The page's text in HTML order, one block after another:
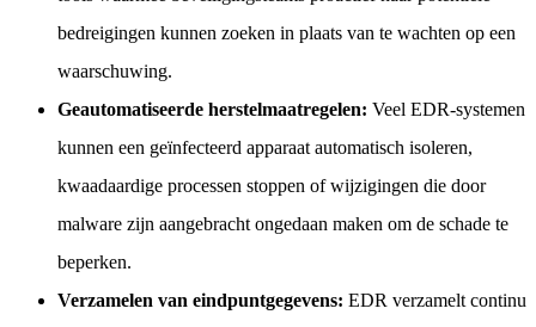
bedreigingen kunnen zoeken in plaats van te wachten op een
waarschuwing.
Geautomatiseerde herstelmaatregelen: Veel EDR-systemen
kunnen een geïnfecteerd apparaat automatisch isoleren,
kwaadaardige processen stoppen of wijzigingen die door
malware zijn aangebracht ongedaan maken om de schade te
beperken.
Verzamelen van eindpuntgegevens: EDR verzamelt continu